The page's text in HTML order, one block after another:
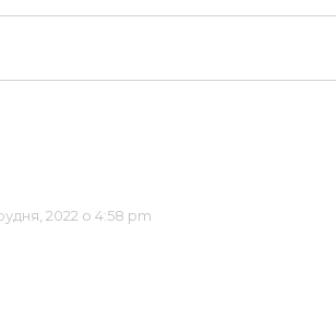
2022 о 4:58 pm